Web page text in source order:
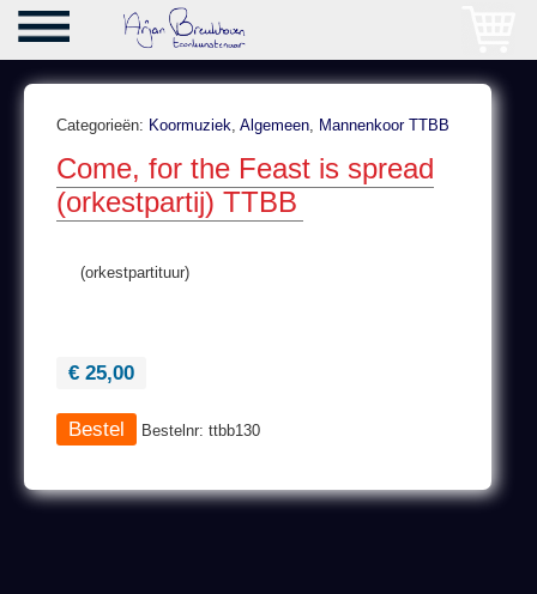
Categorieën: Koormuziek, Algemeen, Mannenkoor TTBB
Come, for the Feast is spread
(orkestpartij) TTBB
(orkestpartituur)
€ 25,00
Bestelnr: ttbb130